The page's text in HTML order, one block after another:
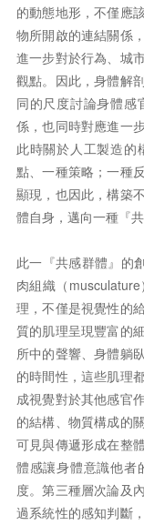
的動態地形，不僅應
物所開啟的連結關係
進一步對於行為、城
觀點。因此，身體解
同的尺度討論身體感
係，也同時對應進一
此時關於人工製造的
點、一種策略；一種
顯現，也因此，構築
體自身，邁向一種『
此一『共感群體』的
肉組織（
理，不僅是視覺性的
質的肌理呈現豐富的
所中的聲響、身體躺
的時間性，這些肌理
成視覺對於其他感官
的結構、物質構成的
可見與傳遞形成在整
體感讓身體意識他者
度。第三種層次論及
過系統性的感知判斷